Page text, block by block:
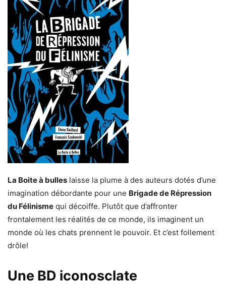
La Boite à bulles laisse la plume à des auteurs dotés d’une
imagination débordante pour une Brigade de Répression
du Félinisme qui décoiffe. Plutôt que d’affronter
frontalement les réalités de ce monde, ils imaginent un
monde où les chats prennent le pouvoir. Et c’est follement
drôle!
Une BD iconosclate